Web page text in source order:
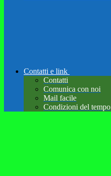
Contatti e link
Contatti
Comunica con noi
Mail facile
Condizioni del tempo